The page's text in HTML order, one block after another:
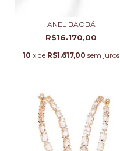
ANEL BAOBÁ
R$16.170,00
10 x de R$1.617,00 sem juros